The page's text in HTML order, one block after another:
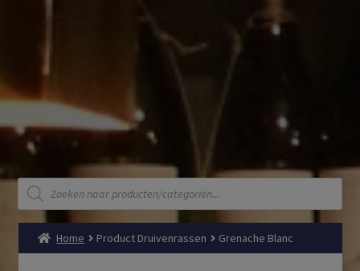
Producten
zoeken
Home Product Druivenrassen Grenache Blanc